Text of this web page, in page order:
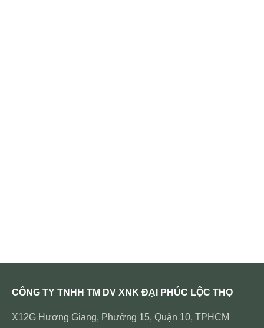
CÔNG TY TNHH TM DV XNK ĐẠI PHÚC LỘC THỌ
X12G Hương Giang, Phường 15, Quận 10, TPHCM